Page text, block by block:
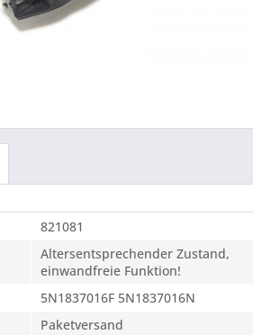
821081
Altersentsprechender Zustand,
einwandfreie Funktion!
5N1837016F 5N1837016N
Paketversand